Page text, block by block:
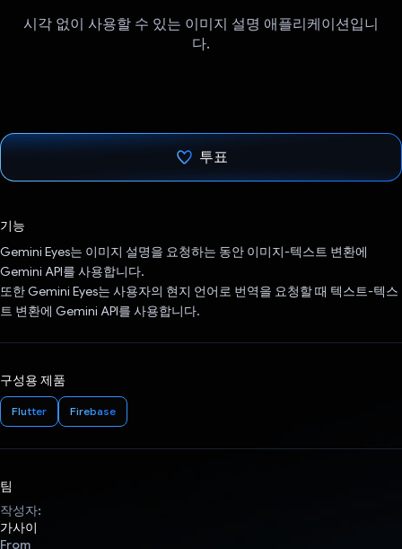
시각 없이 사용할 수 있는 이미지 설명 애플리케이션입니
다.
투표
기능
Gemini Eyes는 이미지 설명을 요청하는 동안 이미지-텍스트 변환에
Gemini API를 사용합니다.
또한 Gemini Eyes는 사용자의 현지 언어로 번역을 요청할 때 텍스트-텍스
트 변환에 Gemini API를 사용합니다.
구성용 제품
Flutter Firebase
팀
작성자:
가사이
From